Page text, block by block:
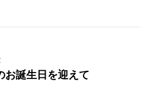
お誕生日を迎えて